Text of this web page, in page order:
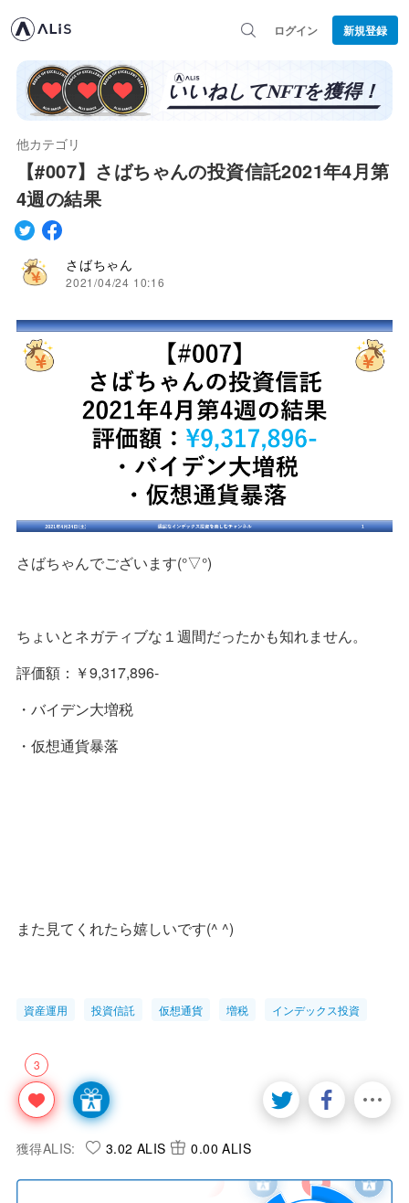
ログイン 新規登録
他カテゴリ
【#007​】さばちゃんの投資信託2021年4月第
4週の結果
さばちゃん
2021/04/24 10:16
さばちゃんでございます(°▽°)
ちょいとネガティブな１週間だったかも知れません。
評価額：￥9,317,896-
・バイデン大増税
・仮想通貨暴落
また見てくれたら嬉しいです(^ ^)
資産運用 投資信託 仮想通貨 増税 インデックス投資
3
獲得ALIS: 3.02 ALIS 0.00 ALIS